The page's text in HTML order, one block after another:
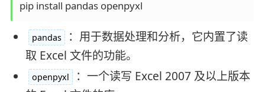
pip install pandas openpyxl
pandas
：用于数据处理和分析，它内置了读
取 Excel 文件的功能。
openpyxl
：一个读写 Excel 2007 及以上版本